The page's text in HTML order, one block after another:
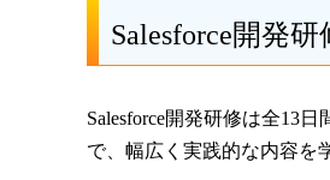
Salesforce開発
Salesforce開発研修は全13
で、幅広く実践的な内容を